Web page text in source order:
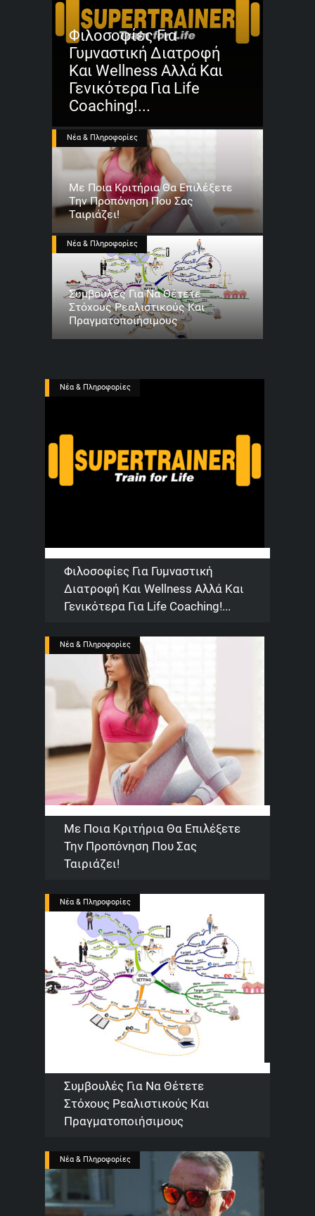
Φιλοσοφίες Για
Γυμναστική Διατροφή
Και Wellness Αλλά Και
Γενικότερα Για Life
Coaching!...
Νέα & Πληροφορίες
Με Ποια Κριτήρια Θα Επιλέξετε
Την Προπόνηση Που Σας
Ταιριάζει!
Νέα & Πληροφορίες
Συμβουλές Για Να Θέτετε
Στόχους Ρεαλιστικούς Και
Πραγματοποιήσιμους
Νέα & Πληροφορίες
Φιλοσοφίες Για Γυμναστική
Διατροφή Και Wellness Αλλά Και
Γενικότερα Για Life Coaching!...
Νέα & Πληροφορίες
Με Ποια Κριτήρια Θα Επιλέξετε
Την Προπόνηση Που Σας
Ταιριάζει!
Νέα & Πληροφορίες
Συμβουλές Για Να Θέτετε
Στόχους Ρεαλιστικούς Και
Πραγματοποιήσιμους
Νέα & Πληροφορίες